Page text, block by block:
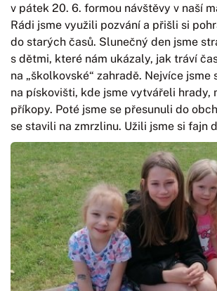
v pátek 20. 6. formou návštěvy v naší
Rádi jsme využili pozvání a přišli si
do starých časů. Slunečný den jsme
s dětmi, které nám ukázaly, jak tráví
na „školkovské“ zahradě. Nejvíce jsme
na pískovišti, kde jsme vytvářeli hrady,
příkopy. Poté jsme se přesunuli do
se stavili na zmrzlinu. Užili jsme si fajn